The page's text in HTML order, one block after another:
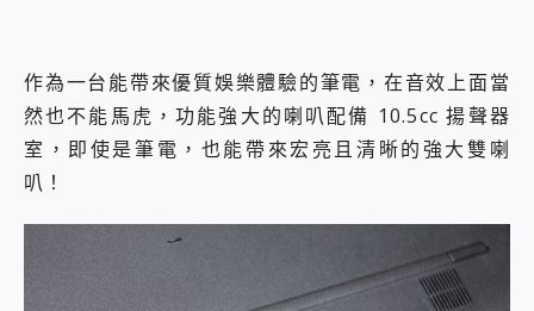
作為一台能帶來優質娛樂體驗的筆電，在音效上面當
然也不能馬虎，功能強大的喇叭配備 10.5cc 揚聲器
室，即使是筆電，也能帶來宏亮且清晰的強大雙喇
叭！